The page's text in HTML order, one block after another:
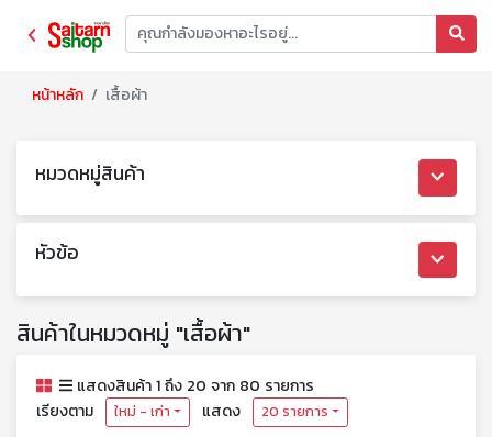
หน้าหลัก เสื้อผ้า
หมวดหมู่สินค้า
หัวข้อ
สินค้าในหมวดหมู่ "เสื้อผ้า"
แสดงสินค้า 1 ถึง 20 จาก 80 รายการ
เรียงตาม
ใหม่ - เก่า แสดง 20 รายการ